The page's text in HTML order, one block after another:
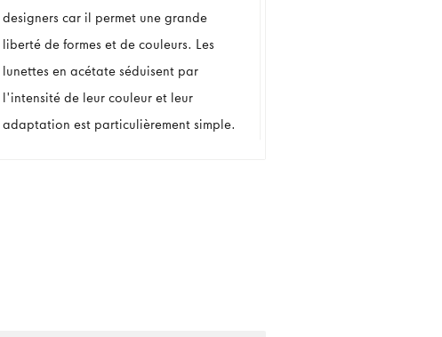
designers car il permet une grande
liberté de formes et de couleurs. Les
lunettes en acétate séduisent par
l'intensité de leur couleur et leur
adaptation est particulièrement simple.